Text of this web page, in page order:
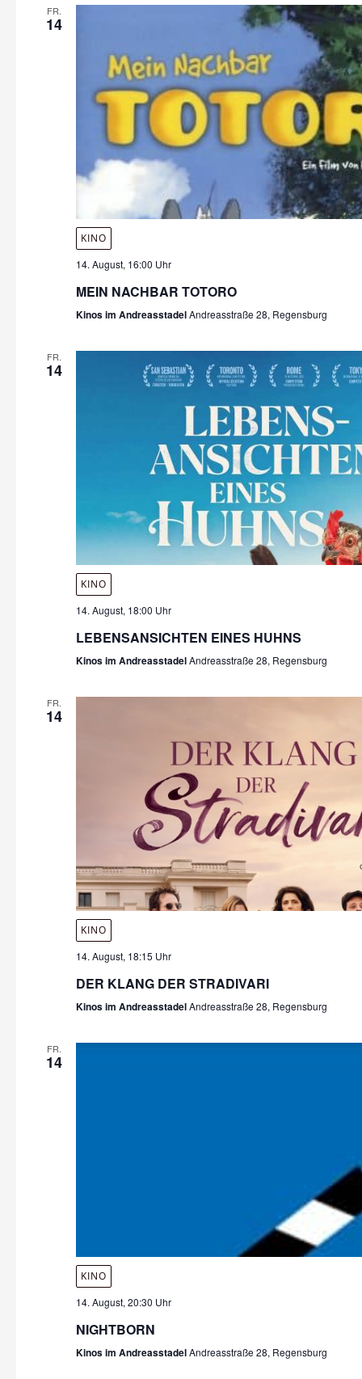
FR.
14
KINO
14. August, 16:00 Uhr
MEIN NACHBAR TOTORO
Kinos im AndreasstadelAndreasstraße 28, Regensburg
FR.
14
KINO
14. August, 18:00 Uhr
LEBENSANSICHTEN EINES HUHNS
Kinos im AndreasstadelAndreasstraße 28, Regensburg
FR.
14
KINO
14. August, 18:15 Uhr
DER KLANG DER STRADIVARI
Kinos im AndreasstadelAndreasstraße 28, Regensburg
FR.
14
KINO
14. August, 20:30 Uhr
NIGHTBORN
Kinos im AndreasstadelAndreasstraße 28, Regensburg